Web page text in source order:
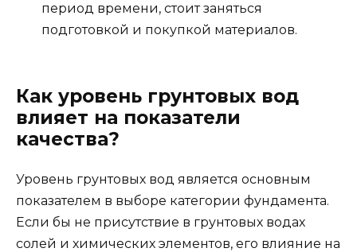
период времени, стоит заняться
подготовкой и покупкой материалов.
Как уровень грунтовых вод
влияет на показатели
качества?
Уровень грунтовых вод является основным
показателем в выборе категории фундамента.
Если бы не присутствие в грунтовых водах
солей и химических элементов, его влияние на